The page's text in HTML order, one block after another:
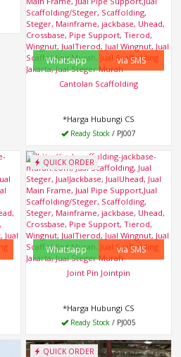
Whatsapp via SMS
Cantolan Scaffolding
*Harga Hubungi CS
Ready Stock / PJ007
QUICK ORDER
Whatsapp via SMS
Joint Pin Jointpin
*Harga Hubungi CS
Ready Stock / PJ005
QUICK ORDER